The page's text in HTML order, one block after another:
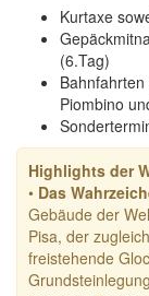
Kurtaxe
(6.Tag)
Piombino
Highlights der
• Das
Gebäude der
Pisa, der
freistehende